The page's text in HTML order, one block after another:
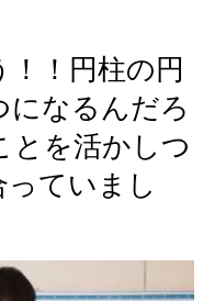
！円柱の円
になるんだろ
とを活かしつ
ていまし